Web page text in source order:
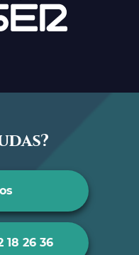
18 26 36